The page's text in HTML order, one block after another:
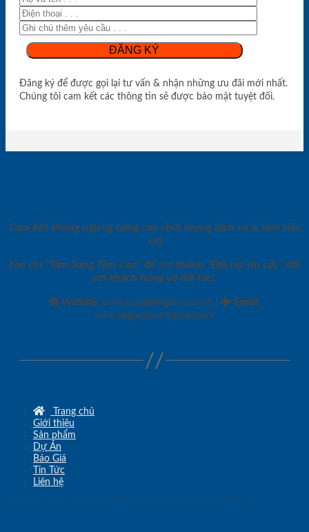
Đăng ký để được gọi lại tư vấn & nhận những ưu đãi mới nhất.
Chúng tôi cam kết các thông tin sẽ được bảo mật tuyệt đối.
Cam kết không ngừng nâng cao chất lượng dịch vụ & làm việc
với
tôn chỉ “Tâm Sáng Tầm Cao” để trở thành “Đối tác tin cậy” đối
với khách hàng và đối tác!.
Website: www.cuagosaigon.com.vn Email :
sales.saigondoor@gmail.com
Trang chủ
Giới thiệu
Sản phẩm
Dự Án
Báo Giá
Tin Tức
Liên hệ